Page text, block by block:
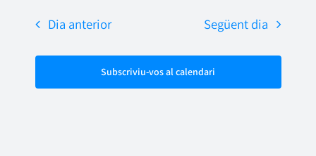
una
data.
Dia anterior Següent dia
Subscriviu-vos al calendari